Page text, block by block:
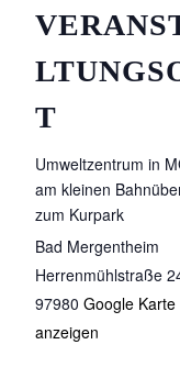
T
Umweltzentrum in
am kleinen
zum Kurpark
Bad Mergentheim
Herrenmühlstraße
97980 Google Karte
anzeigen